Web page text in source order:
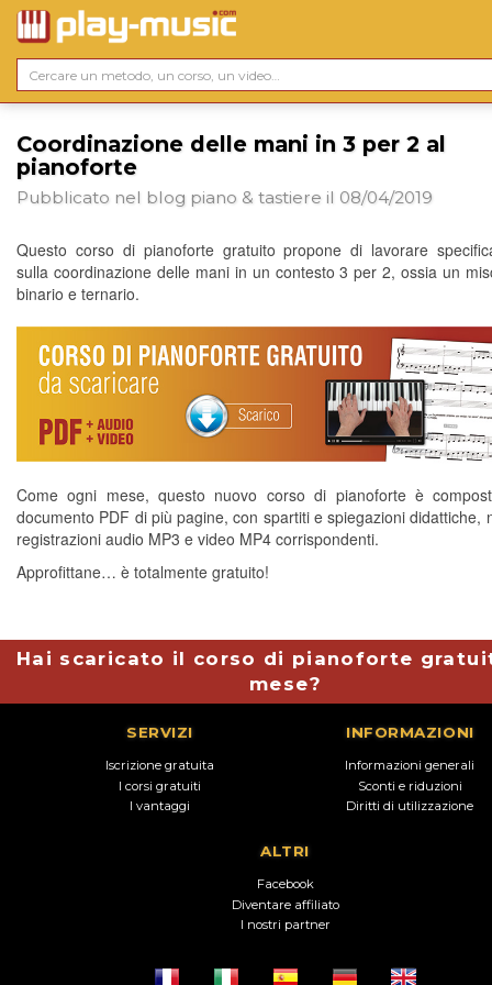
Coordinazione delle mani in 3 per 2 al
pianoforte
Pubblicato nel blog piano & tastiere il 08/04/2019
Questo corso di pianoforte gratuito propone di lavorare
sulla coordinazione delle mani in un contesto 3 per 2, ossia un
binario e ternario.
Come ogni mese, questo nuovo corso di pianoforte è
documento PDF di più pagine, con spartiti e spiegazioni didattiche,
registrazioni audio MP3 e video MP4 corrispondenti.
Approfittane… è totalmente gratuito!
Hai scaricato il corso di pianoforte
mese?
SERVIZI
Iscrizione gratuita
I corsi gratuiti
I vantaggi
INFORMAZIONI
Informazioni generali
Sconti e riduzioni
Diritti di utilizzazione
ALTRI
Facebook
Diventare affiliato
I nostri partner